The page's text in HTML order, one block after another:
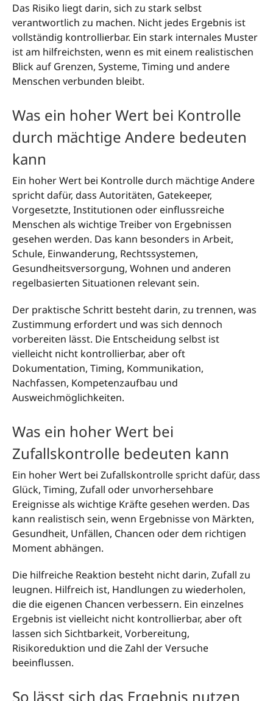
Das Risiko liegt darin, sich zu stark selbst
verantwortlich zu machen. Nicht jedes Ergebnis ist
vollständig kontrollierbar. Ein stark internales Muster
ist am hilfreichsten, wenn es mit einem realistischen
Blick auf Grenzen, Systeme, Timing und andere
Menschen verbunden bleibt.
Was ein hoher Wert bei Kontrolle
durch mächtige Andere bedeuten
kann
Ein hoher Wert bei Kontrolle durch mächtige Andere
spricht dafür, dass Autoritäten, Gatekeeper,
Vorgesetzte, Institutionen oder einflussreiche
Menschen als wichtige Treiber von Ergebnissen
gesehen werden. Das kann besonders in Arbeit,
Schule, Einwanderung, Rechtssystemen,
Gesundheitsversorgung, Wohnen und anderen
regelbasierten Situationen relevant sein.
Der praktische Schritt besteht darin, zu trennen, was
Zustimmung erfordert und was sich dennoch
vorbereiten lässt. Die Entscheidung selbst ist
vielleicht nicht kontrollierbar, aber oft
Dokumentation, Timing, Kommunikation,
Nachfassen, Kompetenzaufbau und
Ausweichmöglichkeiten.
Was ein hoher Wert bei
Zufallskontrolle bedeuten kann
Ein hoher Wert bei Zufallskontrolle spricht dafür, dass
Glück, Timing, Zufall oder unvorhersehbare
Ereignisse als wichtige Kräfte gesehen werden. Das
kann realistisch sein, wenn Ergebnisse von Märkten,
Gesundheit, Unfällen, Chancen oder dem richtigen
Moment abhängen.
Die hilfreiche Reaktion besteht nicht darin, Zufall zu
leugnen. Hilfreich ist, Handlungen zu wiederholen,
die die eigenen Chancen verbessern. Ein einzelnes
Ergebnis ist vielleicht nicht kontrollierbar, aber oft
lassen sich Sichtbarkeit, Vorbereitung,
Risikoreduktion und die Zahl der Versuche
beeinflussen.
So lässt sich das Ergebnis nutzen